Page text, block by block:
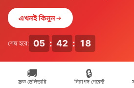
এখনই কিনুন
শেষ হবে: 05 : 42 : 18
🚚
দ্রুত ডেলিভারি
🔒
নিরাপদ পেমেন্ট